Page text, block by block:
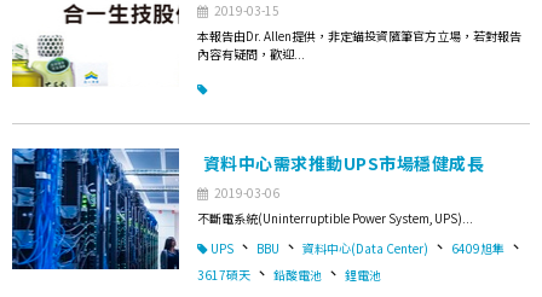
2019-03-15
本報告由Dr. Allen提供，非定錨投資隨筆官方立場，若對報告
內容有疑問，歡迎...
資料中心需求推動UPS市場穩健成長
2019-03-06
不斷電系統(Uninterruptible Power System, UPS)...
UPS 、 BBU 、 資料中心(Data Center) 、 6409旭隼 、
3617碩天 、 鉛酸電池 、 鋰電池